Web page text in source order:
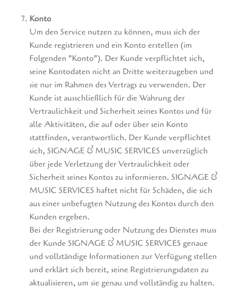
Konto
Um den Service nutzen zu können, muss sich der
Kunde registrieren und ein Konto erstellen (im
Folgenden "Konto"). Der Kunde verpflichtet sich,
seine Kontodaten nicht an Dritte weiterzugeben und
sie nur im Rahmen des Vertrags zu verwenden. Der
Kunde ist ausschließlich für die Wahrung der
Vertraulichkeit und Sicherheit seines Kontos und für
alle Aktivitäten, die auf oder über sein Konto
stattfinden, verantwortlich. Der Kunde verpflichtet
sich, SIGNAGE & MUSIC SERVICES unverzüglich
über jede Verletzung der Vertraulichkeit oder
Sicherheit seines Kontos zu informieren. SIGNAGE &
MUSIC SERVICES haftet nicht für Schäden, die sich
aus einer unbefugten Nutzung des Kontos durch den
Kunden ergeben.
Bei der Registrierung oder Nutzung des Dienstes muss
der Kunde SIGNAGE & MUSIC SERVICES genaue
und vollständige Informationen zur Verfügung stellen
und erklärt sich bereit, seine Registrierungsdaten zu
aktualisieren, um sie genau und vollständig zu halten.